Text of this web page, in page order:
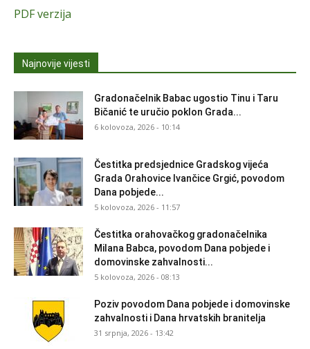
PDF verzija
Najnovije vijesti
Gradonačelnik Babac ugostio Tinu i Taru
Bičanić te uručio poklon Grada...
6 kolovoza, 2026 - 10:14
Čestitka predsjednice Gradskog vijeća
Grada Orahovice Ivančice Grgić, povodom
Dana pobjede...
5 kolovoza, 2026 - 11:57
Čestitka orahovačkog gradonačelnika
Milana Babca, povodom Dana pobjede i
domovinske zahvalnosti...
5 kolovoza, 2026 - 08:13
Poziv povodom Dana pobjede i domovinske
zahvalnosti i Dana hrvatskih branitelja
31 srpnja, 2026 - 13:42